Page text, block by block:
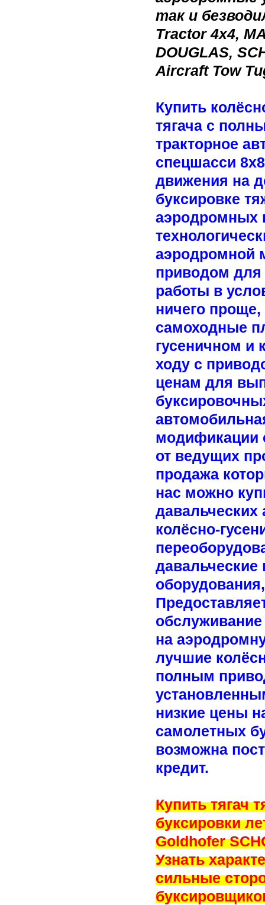
так и
Tractor 4x4,
DOUGLAS,
Aircraft Tow
Купить
тягача с
тракторное
спецшасси
движения на
буксировке
аэродромных
аэродромной
приводом для
работы в
ничего
самоходные
гусеничном и
ходу с
ценам для
модификации
от ведущих
продажа
нас можно
колёсно-
на
лучшие
полным
низкие цены
самолетных
возможна
кредит.
Купить тягач
буксировки
Goldhofer
Узнать
сильные